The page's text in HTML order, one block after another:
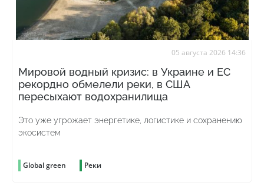
05 августа 2026 14:36
Мировой водный кризис: в Украине и ЕС
рекордно обмелели реки, в США
пересыхают водохранилища
Это уже угрожает энергетике, логистике и сохранению
экосистем
Global green Реки